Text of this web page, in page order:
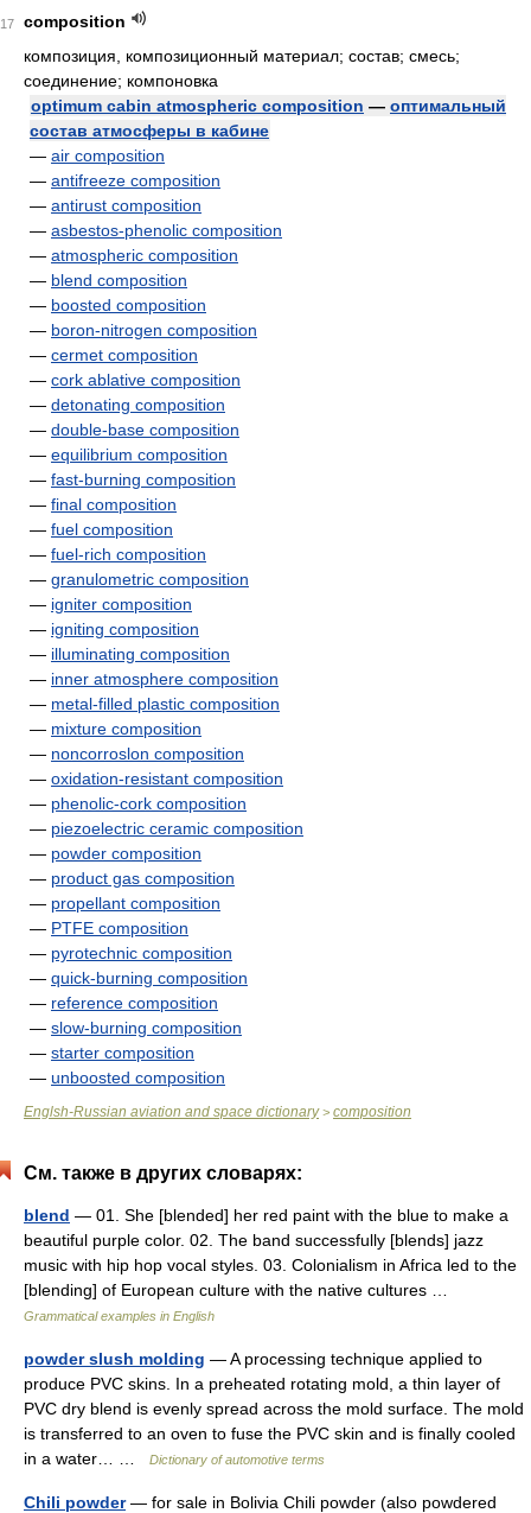
17
composition
композиция, композиционный материал; состав; смесь;
соединение; компоновка
optimum cabin atmospheric composition — оптимальный
состав атмосферы в кабине
— air composition
— antifreeze composition
— antirust composition
— asbestos-phenolic composition
— atmospheric composition
— blend composition
— boosted composition
— boron-nitrogen composition
— cermet composition
— cork ablative composition
— detonating composition
— double-base composition
— equilibrium composition
— fast-burning composition
— final composition
— fuel composition
— fuel-rich composition
— granulometric composition
— igniter composition
— igniting composition
— illuminating composition
— inner atmosphere composition
— metal-filled plastic composition
— mixture composition
— noncorroslon composition
— oxidation-resistant composition
— phenolic-cork composition
— piezoelectric ceramic composition
— powder composition
— product gas composition
— propellant composition
— PTFE composition
— pyrotechnic composition
— quick-burning composition
— reference composition
— slow-burning composition
— starter composition
— unboosted composition
Englsh-Russian aviation and space dictionary> composition
См. также в других словарях:
blend — 01. She [blended] her red paint with the blue to make a
beautiful purple color. 02. The band successfully [blends] jazz
music with hip hop vocal styles. 03. Colonialism in Africa led to the
[blending] of European culture with the native cultures …
Grammatical examples in English
powder slush molding — A processing technique applied to
produce PVC skins. In a preheated rotating mold, a thin layer of
PVC dry blend is evenly spread across the mold surface. The mold
is transferred to an oven to fuse the PVC skin and is finally cooled
in a water… …
Dictionary of automotive terms
Chili powder— for sale in Bolivia Chili powder (also powdered